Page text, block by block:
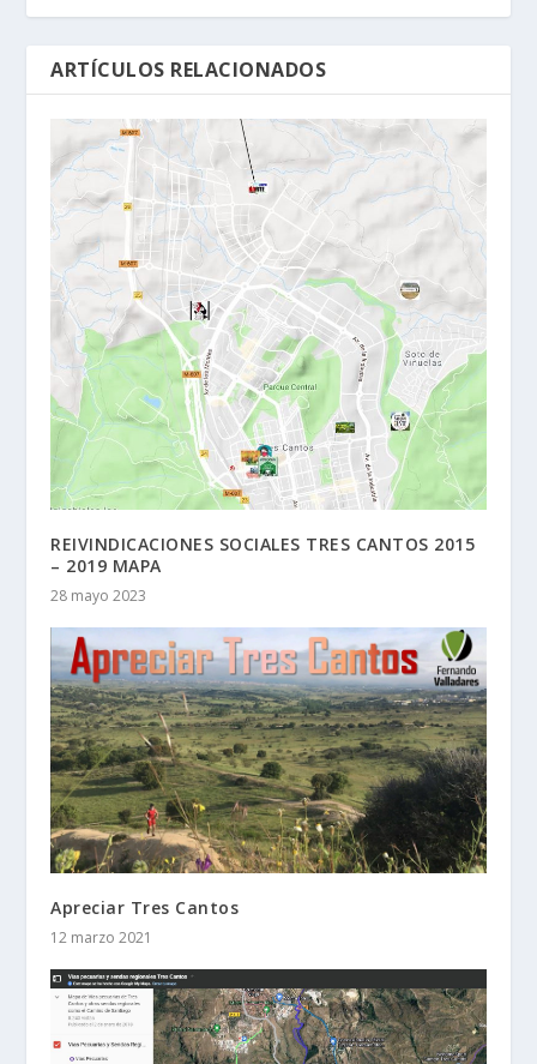
ARTÍCULOS RELACIONADOS
REIVINDICACIONES SOCIALES TRES CANTOS 2015
– 2019 MAPA
28 mayo 2023
Apreciar Tres Cantos
12 marzo 2021